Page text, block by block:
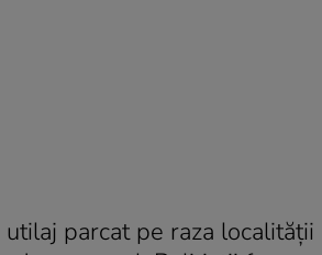
parcat pe raza localității